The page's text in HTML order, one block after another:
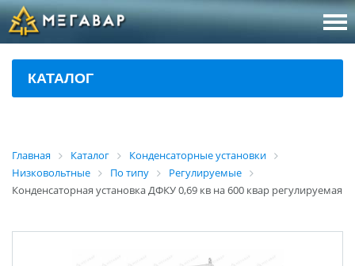
8
КАТАЛОГ
Главная Каталог
Конденсаторные установки
Низковольтные
По типу
Регулируемые
Конденсаторная установка ДФКУ 0,69 кв на 600 квар регулируемая